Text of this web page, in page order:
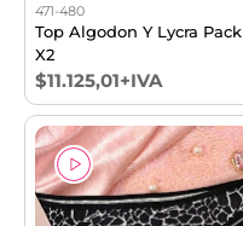
471-480
Top Algodon Y Lycra Pack
X2
$11.125,01+IVA